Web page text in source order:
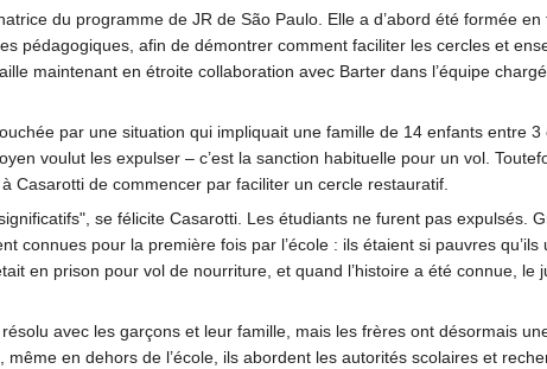
du programme de JR de São Paulo. Elle a d’abord été formée
pédagogiques, afin de démontrer comment faciliter les cercles et
maintenant en étroite collaboration avec Barter dans l’équipe
par une situation qui impliquait une famille de 14 enfants entre
voulut les expulser – c’est la sanction habituelle pour un vol.
Casarotti de commencer par faciliter un cercle restauratif.
se félicite Casarotti. Les étudiants ne furent pas expulsés.
connues pour la première fois par l’école : ils étaient si pauvres
en prison pour vol de nourriture, et quand l’histoire a été connue,
avec les garçons et leur famille, mais les frères ont désormais
même en dehors de l’école, ils abordent les autorités scolaires et